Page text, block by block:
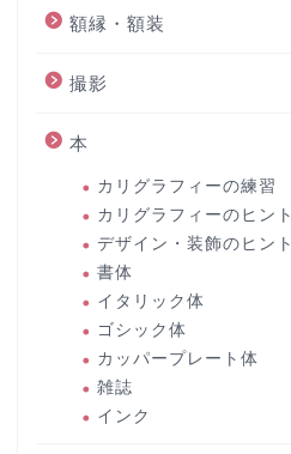
額縁・額装
撮影
本
カリグラフィーの練習
カリグラフィーのヒント
デザイン・装飾のヒント
書体
イタリック体
ゴシック体
カッパープレート体
雑誌
インク